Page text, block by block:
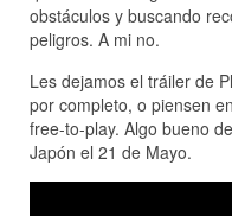
obstáculos y buscando
peligros. A mi no.
Les dejamos el tráiler de
por completo, o piensen
free-to-play. Algo bueno
Japón el 21 de Mayo.